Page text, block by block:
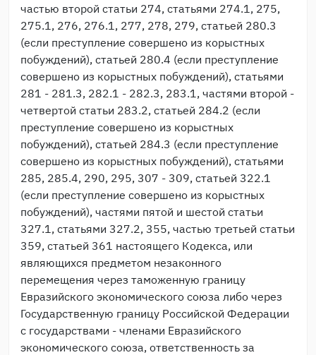
частью второй статьи 274, статьями 274.1, 275,
275.1, 276, 276.1, 277, 278, 279, статьей 280.3
(если преступление совершено из корыстных
побуждений), статьей 280.4 (если преступление
совершено из корыстных побуждений), статьями
281 - 281.3, 282.1 - 282.3, 283.1, частями второй -
четвертой статьи 283.2, статьей 284.2 (если
преступление совершено из корыстных
побуждений), статьей 284.3 (если преступление
совершено из корыстных побуждений), статьями
285, 285.4, 290, 295, 307 - 309, статьей 322.1
(если преступление совершено из корыстных
побуждений), частями пятой и шестой статьи
327.1, статьями 327.2, 355, частью третьей статьи
359, статьей 361 настоящего Кодекса, или
являющихся предметом незаконного
перемещения через таможенную границу
Евразийского экономического союза либо через
Государственную границу Российской Федерации
с государствами - членами Евразийского
экономического союза, ответственность за